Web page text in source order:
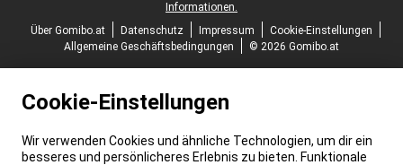
Informationen.
Über Gomibo.at
Datenschutz Impressum
Cookie-Einstellungen
Allgemeine Geschäftsbedingungen
© 2026 Gomibo.at
Cookie-Einstellungen
Wir verwenden Cookies und ähnliche Technologien, um dir ein
besseres und persönlicheres Erlebnis zu bieten. Funktionale